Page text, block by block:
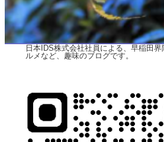
日本IDS株式会社社員による、早稲田
ルメなど、趣味のブログです。